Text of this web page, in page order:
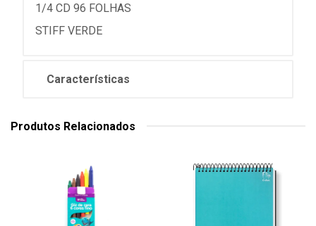
1/4 CD 96 FOLHAS
STIFF VERDE
Características
Produtos Relacionados